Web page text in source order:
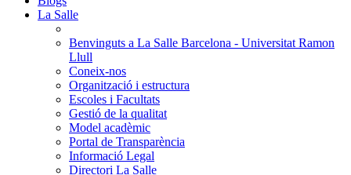
La Salle
Benvinguts a La Salle Barcelona - Universitat Ramon
Llull
Coneix-nos
Organització i estructura
Escoles i Facultats
Gestió de la qualitat
Model acadèmic
Portal de Transparència
Informació Legal
Directori La Salle